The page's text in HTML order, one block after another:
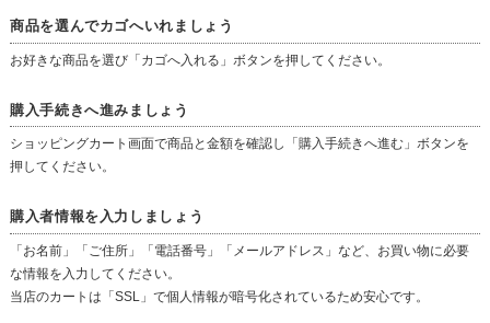
商品を選んでカゴへいれましょう
お好きな商品を選び「カゴへ入れる」ボタンを押してください。
購入手続きへ進みましょう
ショッピングカート画面で商品と金額を確認し「購入手続きへ進む」ボタンを
押してください。
購入者情報を入力しましょう
「お名前」「ご住所」「電話番号」「メールアドレス」など、お買い物に必要
な情報を入力してください。
当店のカートは「SSL」で個人情報が暗号化されているため安心です。